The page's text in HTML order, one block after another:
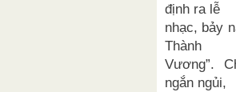
định ra lễ
nhạc, bảy
Thành
Vương”.
ngắn ngủi,